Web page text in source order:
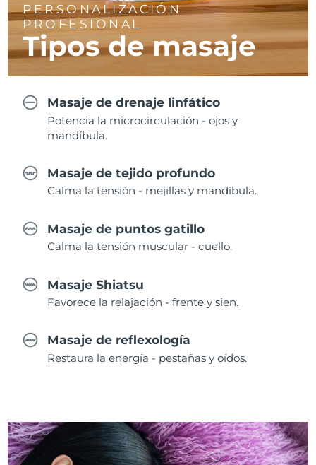
PERSONALIZACIÓN
PROFESIONAL
Tipos de masaje
Masaje de drenaje linfático
Potencia la microcirculación - ojos y
mandíbula.
Masaje de tejido profundo
Calma la tensión - mejillas y mandíbula.
Masaje de puntos gatillo
Calma la tensión muscular - cuello.
Masaje Shiatsu
Favorece la relajación - frente y sien.
Masaje de reflexología
Restaura la energía - pestañas y oídos.